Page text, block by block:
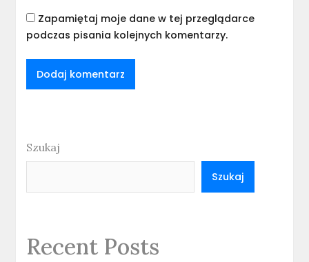
Zapamiętaj moje dane w tej przeglądarce
podczas pisania kolejnych komentarzy.
Szukaj
Szukaj
Recent Posts